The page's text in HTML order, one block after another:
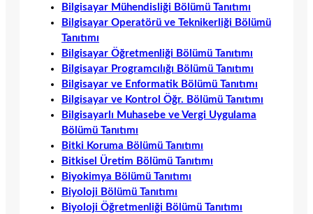
Bilgisayar Mühendisliği Bölümü Tanıtımı
Bilgisayar Operatörü ve Teknikerliği Bölümü
Tanıtımı
Bilgisayar Öğretmenliği Bölümü Tanıtımı
Bilgisayar Programcılığı Bölümü Tanıtımı
Bilgisayar ve Enformatik Bölümü Tanıtımı
Bilgisayar ve Kontrol Öğr. Bölümü Tanıtımı
Bilgisayarlı Muhasebe ve Vergi Uygulama
Bölümü Tanıtımı
Bitki Koruma Bölümü Tanıtımı
Bitkisel Üretim Bölümü Tanıtımı
Biyokimya Bölümü Tanıtımı
Biyoloji Bölümü Tanıtımı
Biyoloji Öğretmenliği Bölümü Tanıtımı